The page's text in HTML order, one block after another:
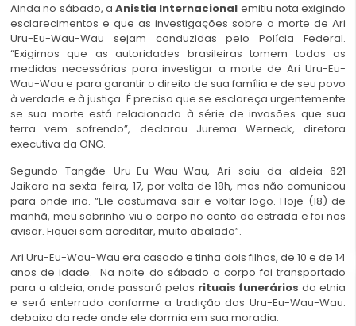
Ainda no sábado, a Anistia Internacional emitiu nota exigindo
esclarecimentos e que as investigações sobre a morte de Ari
Uru-Eu-Wau-Wau sejam conduzidas pelo Polícia Federal.
“Exigimos que as autoridades brasileiras tomem todas as
medidas necessárias para investigar a morte de Ari Uru-Eu-
Wau-Wau e para garantir o direito de sua família e de seu povo
à verdade e à justiça. É preciso que se esclareça urgentemente
se sua morte está relacionada à série de invasões que sua
terra vem sofrendo”, declarou Jurema Werneck, diretora
executiva da ONG.
Segundo Tangãe Uru-Eu-Wau-Wau, Ari saiu da aldeia 621
Jaikara na sexta-feira, 17, por volta de 18h, mas não comunicou
para onde iria. “Ele costumava sair e voltar logo. Hoje (18) de
manhã, meu sobrinho viu o corpo no canto da estrada e foi nos
avisar. Fiquei sem acreditar, muito abalado”.
Ari Uru-Eu-Wau-Wau era casado e tinha dois filhos, de 10 e de 14
anos de idade. Na noite do sábado o corpo foi transportado
para a aldeia, onde passará pelos rituais funerários da etnia
e será enterrado conforme a tradição dos Uru-Eu-Wau-Wau:
debaixo da rede onde ele dormia em sua moradia.